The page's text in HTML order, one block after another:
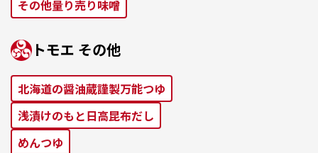
その他量り売り味噌
トモエ その他
北海道の醤油蔵謹製万能つゆ
浅漬けのもと⽇⾼昆布だし
めんつゆ